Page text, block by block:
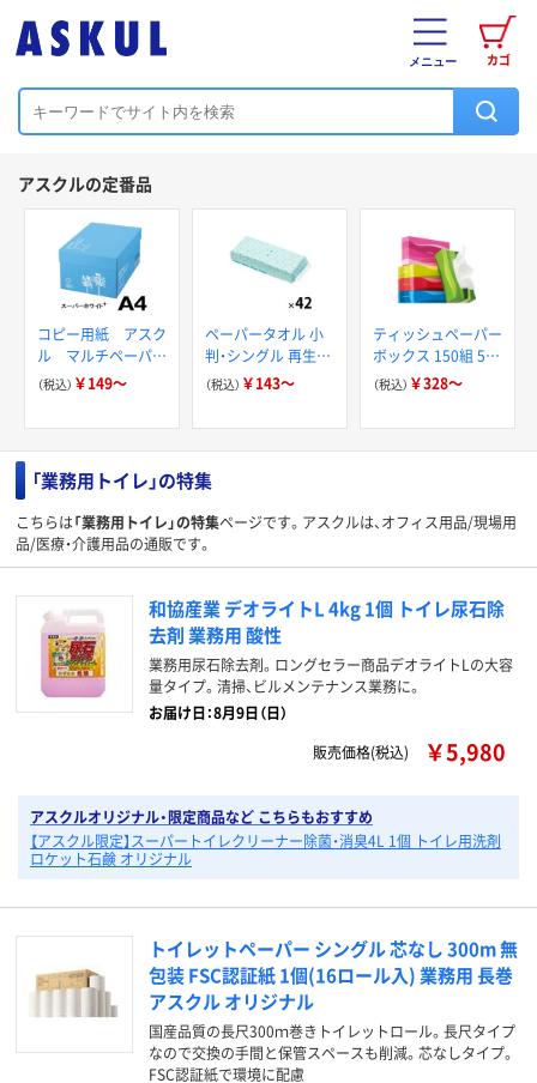
カゴ
メニュー
アスクルの定番品
コピー用紙 アスク
ル マルチペーパー
スーパーホワイト+
（税込） ￥149～
ペーパータオル 小
判・シングル 再生紙
200枚 FSC認証紙
（税込） ￥143～
ティッシュペーパー
ボックス 150組 5箱
入 アスクル スマー
（税込） ￥328～
「業務用トイレ」の特集
こちらは「業務用トイレ」の特集ページです。アスクルは、オフィス用品/現場用
品/医療・介護用品の通販です。
和協産業 デオライトL 4kg 1個 トイレ尿石除
去剤 業務用 酸性
業務用尿石除去剤。ロングセラー商品デオライトLの大容
量タイプ。清掃、ビルメンテナンス業務に。
お届け日：8月9日（日）
販売価格(税込)
￥5,980
アスクルオリジナル・限定商品など こちらもおすすめ
【アスクル限定】スーパートイレクリーナー除菌・消臭4L 1個 トイレ用洗剤
ロケット石鹸 オリジナル
トイレットペーパー シングル 芯なし 300m 無
包装 FSC認証紙 1個(16ロール入) 業務用 長巻
アスクル オリジナル
国産品質の長尺300ｍ巻きトイレットロール。長尺タイプ
なので交換の手間と保管スペースも削減。芯なしタイプ。
FSC認証紙で環境に配慮